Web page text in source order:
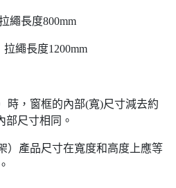
繩長度800mm
拉繩長度1200mm
時，窗框的內部(寬)尺寸減去約
部尺寸相同。
）產品尺寸在寬度和高度上應等